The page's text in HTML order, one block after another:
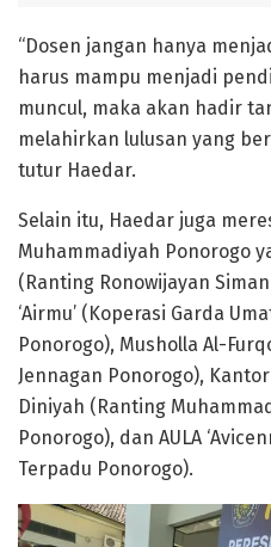
“Dosen jangan hanya
harus mampu menjadi
muncul, maka akan hadir
melahirkan lulusan yang
tutur Haedar.
Selain itu, Haedar juga
Muhammadiyah Ponorogo
(Ranting Ronowijayan
‘Airmu’ (Koperasi Garda
Ponorogo), Musholla Al-
Jennagan Ponorogo),
Diniyah (Ranting
Ponorogo), dan AULA
Terpadu Ponorogo).